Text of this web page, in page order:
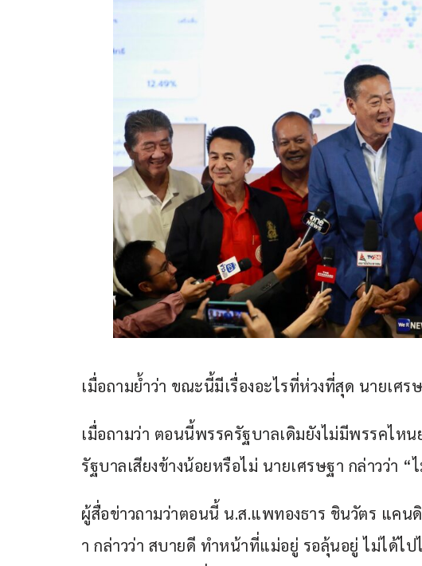
เมื่อถามย้ำว่า ขณะนี้มีเรื่องอะไรที่ห่วงที่สุด นายเศร
เมื่อถามว่า ตอนนี้พรรครัฐบาลเดิมยังไม่มีพรรคไห
รัฐบาลเสียงข้างน้อยหรือไม่ นายเศรษฐา กล่าวว่า “
ผู้สื่อข่าวถามว่าตอนนี้ น.ส.แพทองธาร ชินวัตร แคน
า กล่าวว่า สบายดี ทำหน้าที่แม่อยู่ รอลุ้นอยู่ ไม่ได้ไ